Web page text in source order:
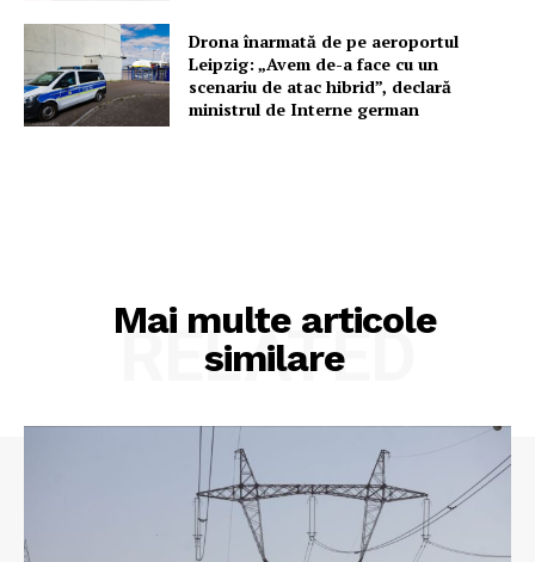
Drona înarmată de pe aeroportul
Leipzig: „Avem de-a face cu un
scenariu de atac hibrid”, declară
ministrul de Interne german
Mai multe articole
similare
RELATED